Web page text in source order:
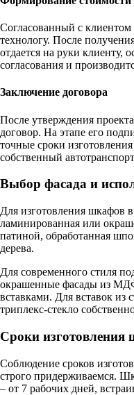
Согласованный с клиентом
технологу. После
отдается на руки клиенту,
согласования и
Заключение договора
После утверждения
договор. На этапе его
точные сроки
собственный
Выбор фасада и
Для изготовления шкафов в
ламинированная или
патиной, обработанная
дерева.
Для современного стиля
окрашенные фасады из
вставками. Для вставок из
триплекс-стекло
Сроки изготовления
Соблюдение сроков
строго придерживаемся.
– от 7 рабочих дней,